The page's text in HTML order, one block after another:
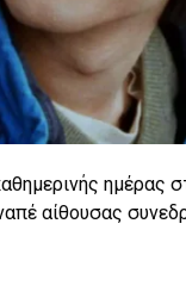
ημέρας
αίθουσας